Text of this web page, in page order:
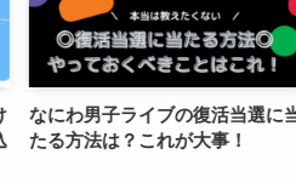
なにわ男子ライブの復活当選に当
たる方法は？これが大事！